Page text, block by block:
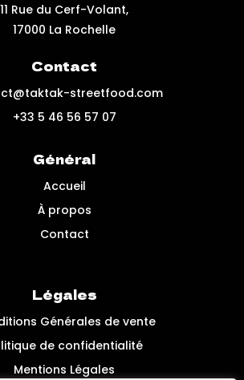
11 Rue du Cerf-Volant,
17000 La Rochelle
Contact
streetfood.com
+33 5 46 56 57 07
Général
Accueil
À propos
Contact
Légales
Générales de vente
de confidentialité
Mentions Légales